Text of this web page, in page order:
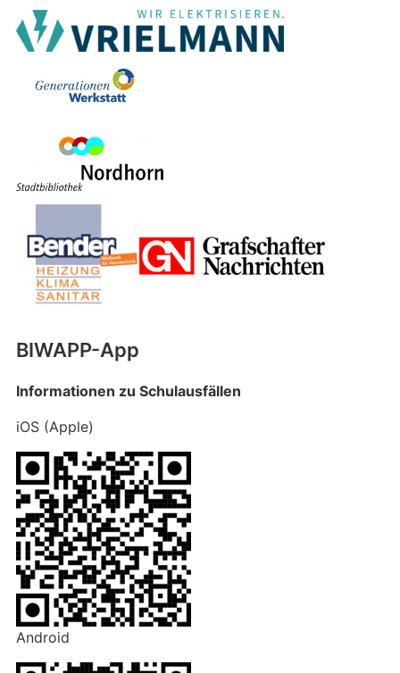
BIWAPP-App
Informationen zu Schulausfällen
iOS (Apple)
Android